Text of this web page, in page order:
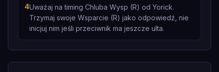
4Uważaj na timing Chluba Wysp (R) od Yorick.
Trzymaj swoje Wsparcie (R) jako odpowiedź, nie
inicjuj nim jeśli przeciwnik ma jeszcze ulta.